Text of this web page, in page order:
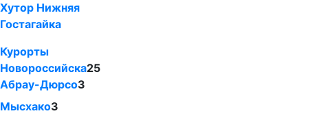
Хутор Нижняя
Гостагайка
Курорты
Новороссийска25
Абрау-Дюрсо3
Мысхако3